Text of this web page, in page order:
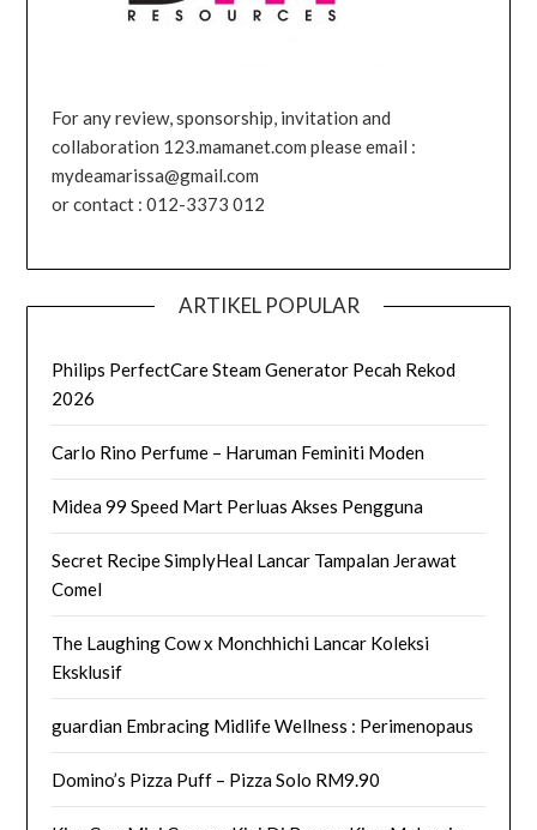
For any review, sponsorship, invitation and
collaboration 123.mamanet.com please email :
mydeamarissa@gmail.com
or contact : 012-3373 012
ARTIKEL POPULAR
Philips PerfectCare Steam Generator Pecah Rekod
2026
Carlo Rino Perfume – Haruman Feminiti Moden
Midea 99 Speed Mart Perluas Akses Pengguna
Secret Recipe SimplyHeal Lancar Tampalan Jerawat
Comel
The Laughing Cow x Monchhichi Lancar Koleksi
Eksklusif
guardian Embracing Midlife Wellness : Perimenopaus
Domino’s Pizza Puff – Pizza Solo RM9.90